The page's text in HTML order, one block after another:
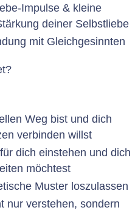
Impulse & kleine
deiner Selbstliebe
mit Gleichgesinnten
Weg bist und dich
verbinden willst
dich einstehen und dich
möchtest
Muster loszulassen
nur verstehen, sondern